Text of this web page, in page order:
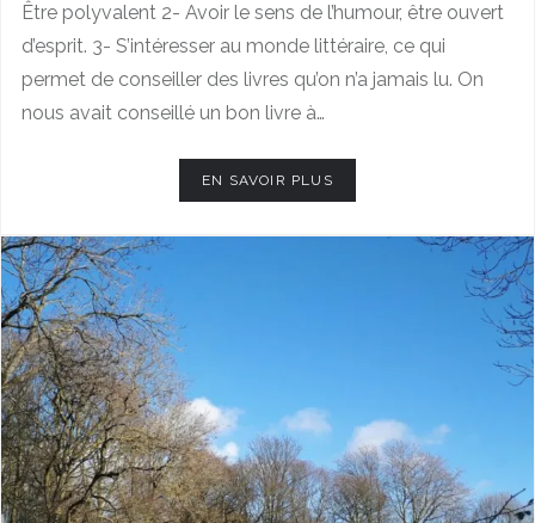
Être polyvalent 2- Avoir le sens de l’humour, être ouvert
d’esprit. 3- S’intéresser au monde littéraire, ce qui
permet de conseiller des livres qu’on n’a jamais lu. On
nous avait conseillé un bon livre à…
EN SAVOIR PLUS